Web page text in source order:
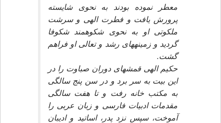
معطر نموده بودند به نحوى شايسته
پرورش يافت و فطرت الهى و سرشت
ملكوتى او به نحوى شكوهمند شكوفا
گرديد و زمينه‏هاى رشد و تعالى او فراهم
گشت.
حكيم الهى قمشه‏اى دوران صباوت را در
اين بيت به سر برد و در سن پنج سالگى
به مكتب خانه رفت و تا هفت سالگى
مقدمات ادبيات فارسى و زبان عربى را
آموخت، سپس نزد پدر، اساتيد و اديبان